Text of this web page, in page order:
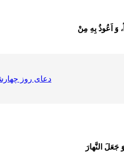
دعای روز